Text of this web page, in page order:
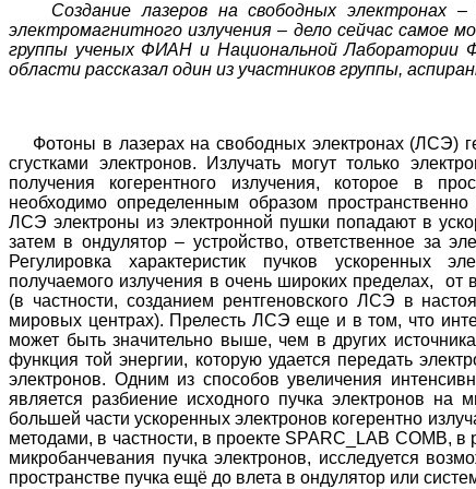
Создание лазеров на свободных электронах –
электромагнитного излучения – дело сейчас самое
группы ученых ФИАН и Национальной Лаборатории
области рассказал один из участников группы,
Фотоны в лазерах на свободных электронах (ЛСЭ)
сгустками электронов. Излучать могут только
получения когерентного излучения, которое в
необходимо определенным образом пространственно
ЛСЭ электроны из электронной пушки попадают в
затем в ондулятор – устройство, ответственное за
Регулировка характеристик пучков ускоренных
получаемого излучения в очень широких пределах, от
(в частности, созданием рентгеновского ЛСЭ в
мировых центрах). Прелесть ЛСЭ еще и в том, что
может быть значительно выше, чем в других
функция той энергии, которую удается передать
электронов. Одним из способов увеличения
является разбиение исходного пучка электронов на
большей части ускоренных электронов когерентно
методами, в частности, в проекте SPARC_LAB COMB,
микробанчевания пучка электронов, исследуется
пространстве пучка ещё до влета в ондулятор или